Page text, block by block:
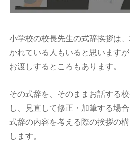
小学校の校長先生の式辞挨拶は
かれている人もいると思います
お渡しするところもあります。
その式辞を、そのままお話する
し、見直して修正・加筆する場
式辞の内容を考える際の挨拶の
します。